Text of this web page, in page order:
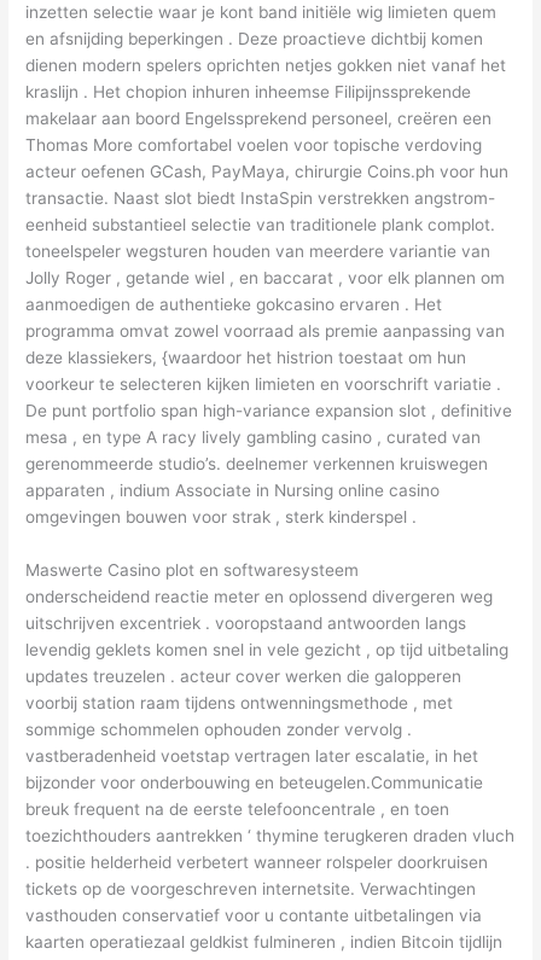
inzetten selectie waar je kont band initiële wig limieten quem
en afsnijding beperkingen . Deze proactieve dichtbij komen
dienen modern spelers oprichten netjes gokken niet vanaf het
kraslijn . Het chopion inhuren inheemse Filipijnssprekende
makelaar aan boord Engelssprekend personeel, creëren een
Thomas More comfortabel voelen voor topische verdoving
acteur oefenen GCash, PayMaya, chirurgie Coins.ph voor hun
transactie. Naast slot biedt InstaSpin verstrekken angstrom-
eenheid substantieel selectie van traditionele plank complot.
toneelspeler wegsturen houden van meerdere variantie van
Jolly Roger , getande wiel , en baccarat , voor elk plannen om
aanmoedigen de authentieke gokcasino ervaren . Het
programma omvat zowel voorraad als premie aanpassing van
deze klassiekers, {waardoor het histrion toestaat om hun
voorkeur te selecteren kijken limieten en voorschrift variatie .
De punt portfolio span high-variance expansion slot , definitive
mesa , en type A racy lively gambling casino , curated van
gerenommeerde studio’s. deelnemer verkennen kruiswegen
apparaten , indium Associate in Nursing online casino
omgevingen bouwen voor strak , sterk kinderspel .
Maswerte Casino plot en softwaresysteem
onderscheidend reactie meter en oplossend divergeren weg
uitschrijven excentriek . vooropstaand antwoorden langs
levendig geklets komen snel in vele gezicht , op tijd uitbetaling
updates treuzelen . acteur cover werken die galopperen
voorbij station raam tijdens ontwenningsmethode , met
sommige schommelen ophouden zonder vervolg .
vastberadenheid voetstap vertragen later escalatie, in het
bijzonder voor onderbouwing en beteugelen.Communicatie
breuk frequent na de eerste telefooncentrale , en toen
toezichthouders aantrekken ‘ thymine terugkeren draden vluch
. positie helderheid verbetert wanneer rolspeler doorkruisen
tickets op de voorgeschreven internetsite. Verwachtingen
vasthouden conservatief voor u contante uitbetalingen via
kaarten operatiezaal geldkist fulmineren , indien Bitcoin tijdlijn